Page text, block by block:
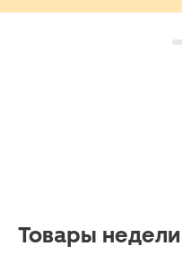
Товары недели